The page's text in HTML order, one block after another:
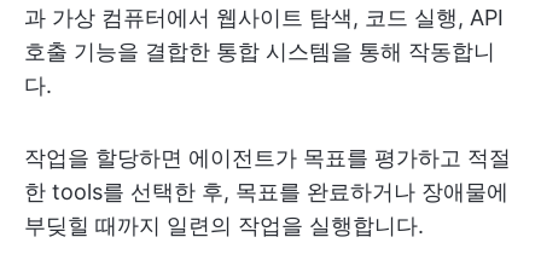
과 가상 컴퓨터에서 웹사이트 탐색, 코드 실행, API
호출 기능을 결합한 통합 시스템을 통해 작동합니
다.
작업을 할당하면 에이전트가 목표를 평가하고 적절
한 tools를 선택한 후, 목표를 완료하거나 장애물에
부딪힐 때까지 일련의 작업을 실행합니다.